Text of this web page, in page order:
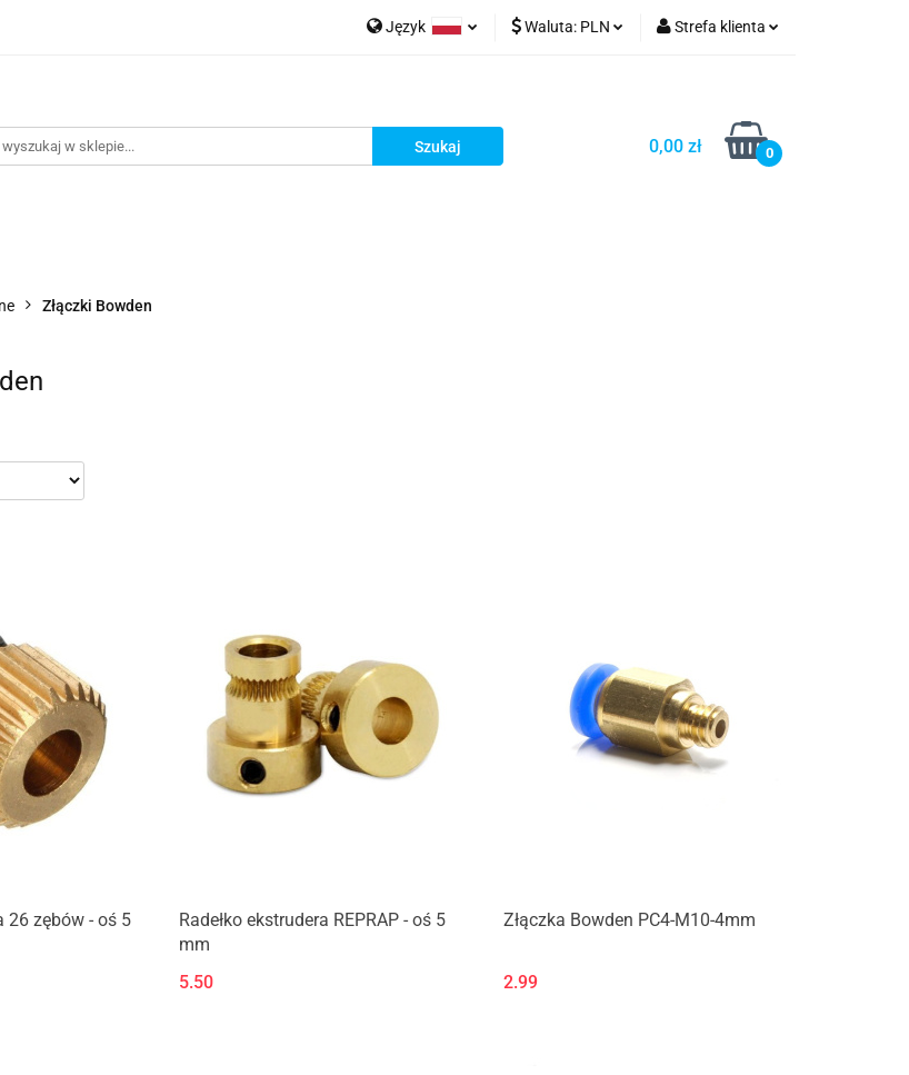
Język
German
Waluta: PLN Strefa klienta
Zarejestruj się
Dodaj zgłoszenie
0,00 zł 0
Zamów wydruk
Złączki Bowden
26 zębów - oś 5
Produkt niedostępny
Radełko ekstrudera REPRAP - oś 5
mm
5.50
Produkt niedostępny
Złączka Bowden PC4-M10-4mm
2.99